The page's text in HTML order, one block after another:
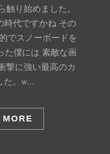
触り始めました。
時代ですかね その
でスノーボードを
た僕には 素敵な画
撃に強い最高のカ
た。w...